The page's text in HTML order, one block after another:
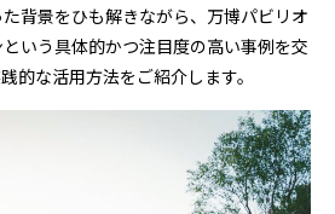
背景をひも解きながら、万博パビリオ
いう具体的かつ注目度の高い事例を交
的な活用方法をご紹介します。